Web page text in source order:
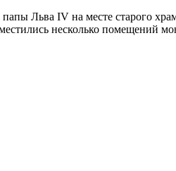
Льва IV на месте старого
несколько помещений